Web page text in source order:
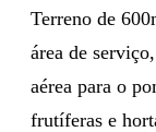
Terreno de
área de
aérea para o
frutíferas e